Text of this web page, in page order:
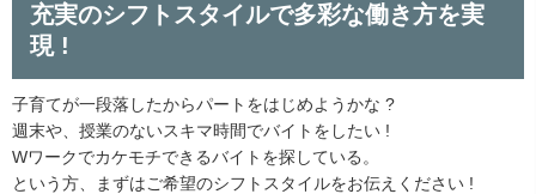
充実のシフトスタイルで多彩な働き方を実
現 !
子育てが一段落したからパートをはじめようかな ?
週末や、授業のないスキマ時間でバイトをしたい !
Wワークでカケモチできるバイトを探している。
という方、まずはご希望のシフトスタイルをお伝えください !